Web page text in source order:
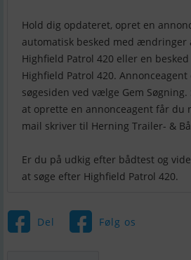
Hold dig opdateret, opret en
automatisk besked med ændringer
Highfield Patrol 420 eller en
Highfield Patrol 420.
søgesiden ved vælge Gem
at oprette en annonceagent får du
mail skriver til Herning Trailer- &
Er du på udkig efter bådtest og
Del Følg os